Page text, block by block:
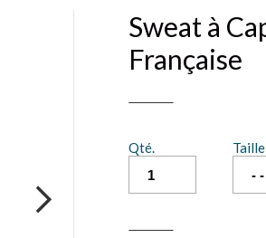
Sweat à
Française
Qté. Taille